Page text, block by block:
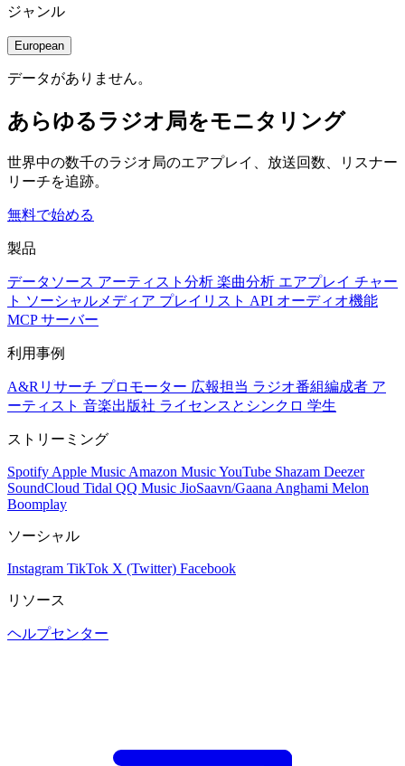
ジャンル
European
データがありません。
あらゆるラジオ局をモニタリング
世界中の数千のラジオ局のエアプレイ、放送回数、リスナー
リーチを追跡。
無料で始める
製品
データソース アーティスト分析 楽曲分析 エアプレイ チャー
ト ソーシャルメディア プレイリスト API オーディオ機能
MCP サーバー
利用事例
A&Rリサーチ プロモーター 広報担当 ラジオ番組編成者 ア
ーティスト 音楽出版社 ライセンスとシンクロ 学生
ストリーミング
Spotify Apple Music Amazon MusicYouTube Shazam Deezer
SoundCloud Tidal QQ Music JioSaavn/Gaana Anghami Melon
Boomplay
ソーシャル
Instagram TikTok X (Twitter) Facebook
リソース
ヘルプセンター